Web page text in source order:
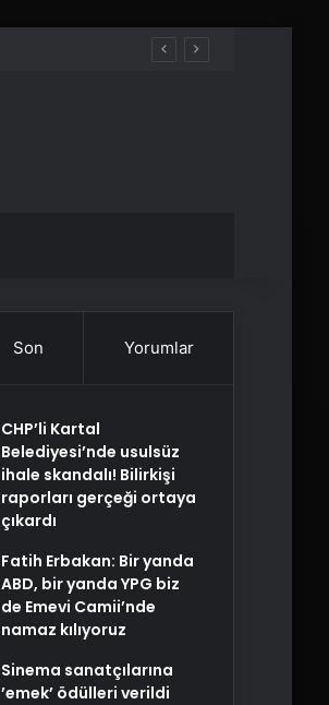
Son Yorumlar
CHP’li Kartal
Belediyesi’nde usulsüz
ihale skandalı! Bilirkişi
raporları gerçeği ortaya
çıkardı
Fatih Erbakan: Bir yanda
ABD, bir yanda YPG biz
de Emevi Camii’nde
namaz kılıyoruz
Sinema sanatçılarına
’emek’ ödülleri verildi